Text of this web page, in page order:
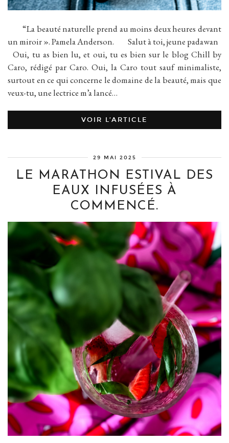
“La beauté naturelle prend au moins deux heures devant
un miroir ». Pamela Anderson. Salut à toi, jeune padawan
Oui, tu as bien lu, et oui, tu es bien sur le blog Chill by
Caro, rédigé par Caro. Oui, la Caro tout sauf minimaliste,
surtout en ce qui concerne le domaine de la beauté, mais que
veux-tu, une lectrice m’a lancé…
VOIR L’ARTICLE
29 MAI 2025
LE MARATHON ESTIVAL DES
EAUX INFUSÉES À
COMMENCÉ.